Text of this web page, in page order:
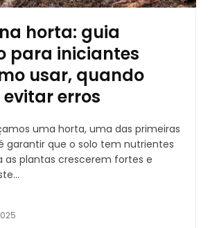
horta: guia
para iniciantes
usar, quando
erros
uma horta, uma das primeiras
garantir que o solo tem nutrientes
as plantas crescerem fortes e